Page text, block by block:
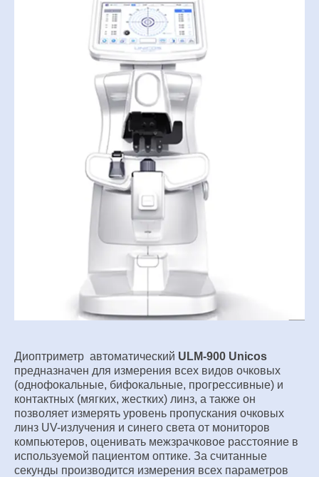
Диоптриметр автоматический ULM-900 Unicos
предназначен для измерения всех видов очковых
(однофокальные, бифокальные, прогрессивные) и
контактных (мягких, жестких) линз, а также он
позволяет измерять уровень пропускания очковых
линз UV-излучения и синего света от мониторов
компьютеров, оценивать межзрачковое расстояние в
используемой пациентом оптике. За считанные
секунды производится измерения всех параметров